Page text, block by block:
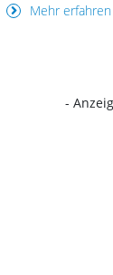
Mehr erfahren
-